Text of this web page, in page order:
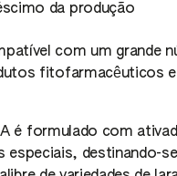
da produção
com um grande
fitofarmacêuticos
é formulado com
especiais, destinando-